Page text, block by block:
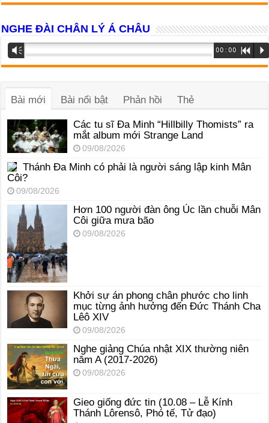
NGHE ĐÀI CHÂN LÝ Á CHÂU
Trình
phát
âm
Vm 00:00 R P
Bài mới Bài nổi bật Phản hồi Thẻ
Các tu sĩ Đa Minh “Hillbilly Thomists” ra
mắt album mới Strange Land
09/08/2026
Thánh Đa Minh có phải là người sáng lập kinh Mân
Côi?
09/08/2026
Hơn 100 người đàn ông Úc lần chuỗi Mân
Côi giữa mưa bão
09/08/2026
Khởi sự án phong chân phước cho linh
mục từng ảnh hưởng đến Đức Thánh Cha
Lêô XIV
09/08/2026
Nghe giảng Chúa nhật XIX thường niên
năm A (2017-2026)
09/08/2026
Gieo giống đức tin (10.08 – Lễ Kính
Thánh Lôrensô, Phó tế, Tử đạo)